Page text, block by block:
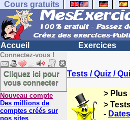
Cours gratuits
Accueil Exercices
Connectez-vous !
Cliquez ici pour
vous connecter
Nouveau compte
Des millions de
comptes créés sur
nos sites
Tests / Quiz /
> Plus
>
-